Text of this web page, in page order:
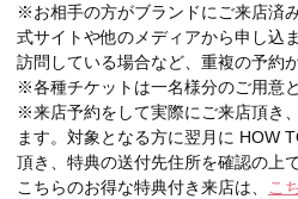
※お相手の方がブランドにご来店済
式サイトや他のメディアから申し込
訪問している場合など、重複の予約
※各種チケットは一名様分のご用意と
※来店予約をして実際にご来店頂き
ます。対象となる方に翌月に HOW
頂き、特典の送付先住所を確認の上
こちらのお得な特典付き来店は、
こ